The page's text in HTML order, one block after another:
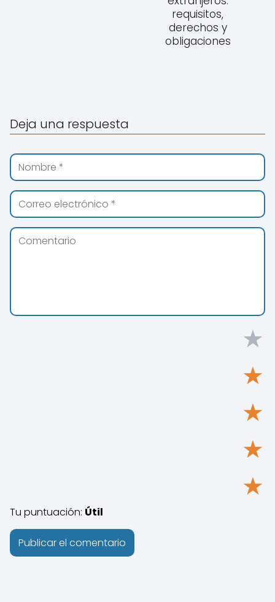
requisitos,
derechos y
obligaciones
Deja una respuesta
★
★
★
★
★
Tu puntuación: Útil